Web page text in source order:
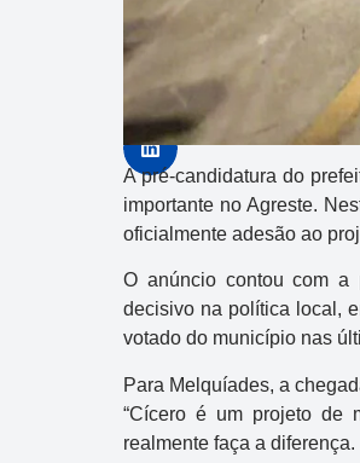
A pré-candidatura do
importante no Agreste.
oficialmente adesão ao
O anúncio contou com a
decisivo na política local,
votado do município nas
Para Melquíades, a
“Cícero é um projeto de
realmente faça a